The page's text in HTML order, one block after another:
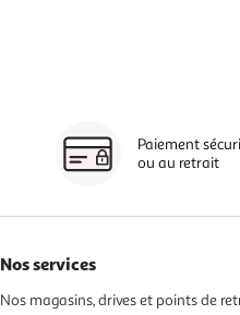
Paiement
ou au retrait
Nos services
Nos magasins, drives et points de